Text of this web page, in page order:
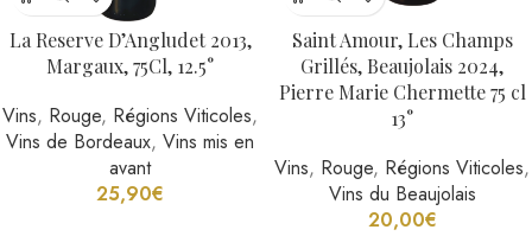
La Reserve D’Angludet 2013,
Margaux, 75Cl, 12.5°
Vins, Rouge, Régions Viticoles,
Vins de Bordeaux, Vins mis en
avant
25,90€
Saint Amour, Les Champs
Grillés, Beaujolais 2024,
Pierre Marie Chermette 75 cl
13°
Vins, Rouge, Régions Viticoles,
Vins du Beaujolais
20,00€